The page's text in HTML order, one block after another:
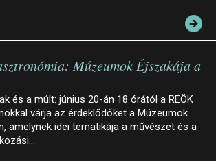
Múzeumok Éjszakája a
és a múlt: június 20-án 18 órától a REÖK
várja az érdeklődőket a Múzeumok
amelynek idei tematikája a művészet és a